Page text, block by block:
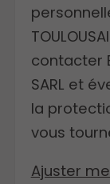
contacter
SARL et
la
vous
Ajuster